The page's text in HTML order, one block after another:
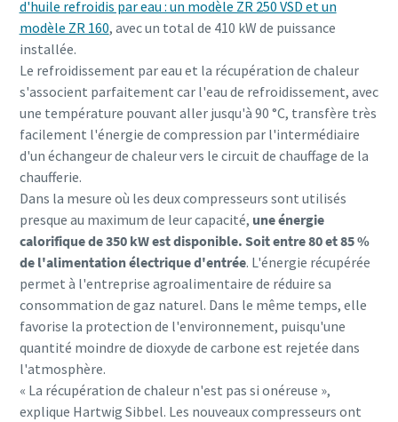
d'huile refroidis par eau : un modèle ZR 250 VSD et un
modèle ZR 160, avec un total de 410 kW de puissance
installée.
Le refroidissement par eau et la récupération de chaleur
s'associent parfaitement car l'eau de refroidissement, avec
une température pouvant aller jusqu'à 90 °C, transfère très
facilement l'énergie de compression par l'intermédiaire
d'un échangeur de chaleur vers le circuit de chauffage de la
chaufferie.
Dans la mesure où les deux compresseurs sont utilisés
presque au maximum de leur capacité, une énergie
calorifique de 350 kW est disponible. Soit entre 80 et 85 %
de l'alimentation électrique d'entrée. L'énergie récupérée
permet à l'entreprise agroalimentaire de réduire sa
consommation de gaz naturel. Dans le même temps, elle
favorise la protection de l'environnement, puisqu'une
quantité moindre de dioxyde de carbone est rejetée dans
l'atmosphère.
« La récupération de chaleur n'est pas si onéreuse »,
explique Hartwig Sibbel. Les nouveaux compresseurs ont